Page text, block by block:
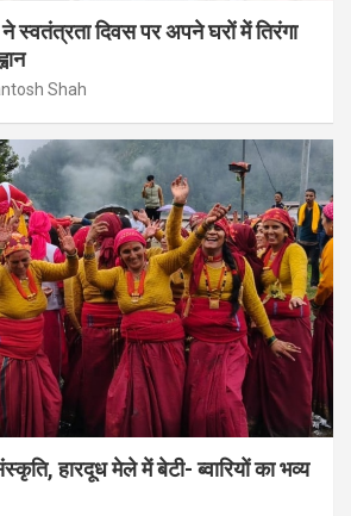
स्वतंत्रता दिवस पर अपने घरों में तिरंगा
Shah
हारदूध मेले में बेटी- ब्वारियों का भव्य